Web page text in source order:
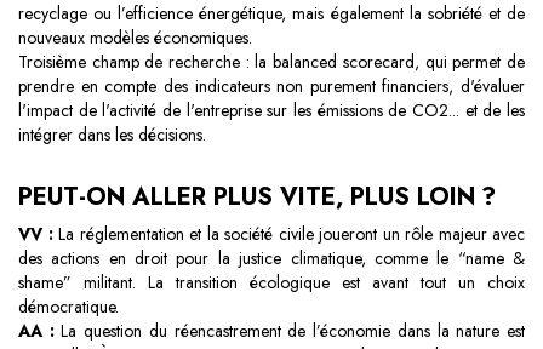
recyclage ou l’efficience énergétique, mais également la sobriété et de
nouveaux modèles économiques.
Troisième champ de recherche : la balanced scorecard, qui permet de
prendre en compte des indicateurs non purement financiers, d'évaluer
l'impact de l'activité de l'entreprise sur les émissions de CO2... et de les
intégrer dans les décisions.
PEUT-ON ALLER PLUS VITE, PLUS LOIN ?
VV : La réglementation et la société civile joueront un rôle majeur avec
des actions en droit pour la justice climatique, comme le “name &
shame” militant. La transition écologique est avant tout un choix
démocratique.
AA :La question du réencastrement de l’économie dans la nature est